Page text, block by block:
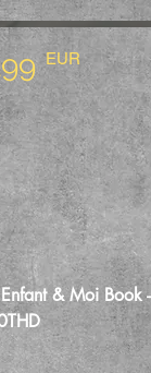
EUR
& Moi Book -